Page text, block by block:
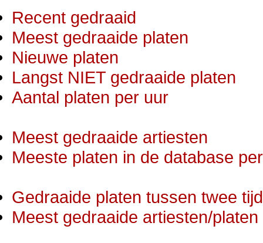
Recent gedraaid
Meest gedraaide platen
Nieuwe platen
Langst NIET gedraaide platen
Aantal platen per uur
Meest gedraaide artiesten
Meeste platen in de database
Gedraaide platen tussen twee
Meest gedraaide artiesten/